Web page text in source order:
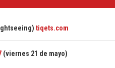
tiqets.com
(viernes 21 de mayo)